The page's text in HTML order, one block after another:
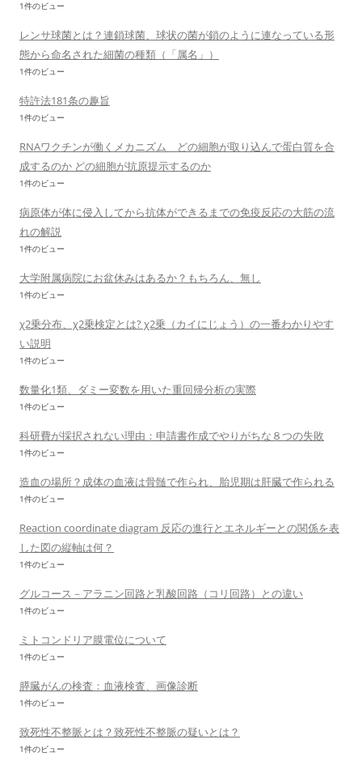
1件のビュー
レンサ球菌とは？連鎖球菌、球状の菌が鎖のように連なっている形
態から命名された細菌の種類（「属名」）
1件のビュー
特許法181条の趣旨
1件のビュー
RNAワクチンが働くメカニズム どの細胞が取り込んで蛋白質を合
成するのか どの細胞が抗原提示するのか
1件のビュー
病原体が体に侵入してから抗体ができるまでの免疫反応の大筋の流
れの解説
1件のビュー
大学附属病院にお盆休みはあるか？もちろん、無し
1件のビュー
χ2乗分布、χ2乗検定とは? χ2乗（カイにじょう）の一番わかりやす
い説明
1件のビュー
数量化1類、ダミー変数を用いた重回帰分析の実際
1件のビュー
科研費が採択されない理由：申請書作成でやりがちな８つの失敗
1件のビュー
造血の場所？成体の血液は骨髄で作られ、胎児期は肝臓で作られる
1件のビュー
Reaction coordinate diagram 反応の進行とエネルギーとの関係を表
した図の縦軸は何？
1件のビュー
グルコース－アラニン回路と乳酸回路（コリ回路）との違い
1件のビュー
ミトコンドリア膜電位について
1件のビュー
膵臓がんの検査：血液検査、画像診断
1件のビュー
致死性不整脈とは？致死性不整脈の疑いとは？
1件のビュー